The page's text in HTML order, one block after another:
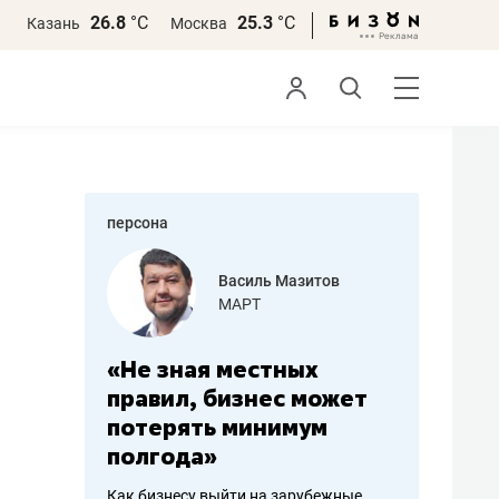
Казань 26.8 °С Москва 25.3 °С
персона
Роман Ободец
«Готовые решения»
«Мне лучше
не заработать вообще,
чем потерять
репутацию»